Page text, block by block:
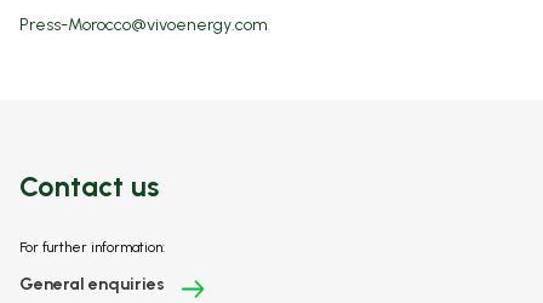
Press-Morocco@vivoenergy.com
Contact us
For further information:
General enquiries